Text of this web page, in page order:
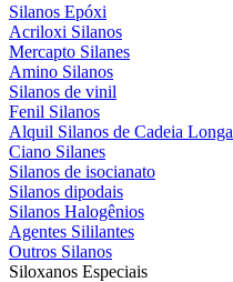
Silanos Epóxi
Acriloxi Silanos
Mercapto Silanes
Amino Silanos
Silanos de vinil
Fenil Silanos
Alquil Silanos de Cadeia Longa
Ciano Silanes
Silanos de isocianato
Silanos dipodais
Silanos Halogênios
Agentes Sililantes
Outros Silanos
Siloxanos Especiais